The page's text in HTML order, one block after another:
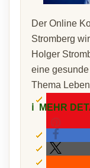
Der Online
Stromberg
Holger
eine
Thema
ℹ️ MEHR